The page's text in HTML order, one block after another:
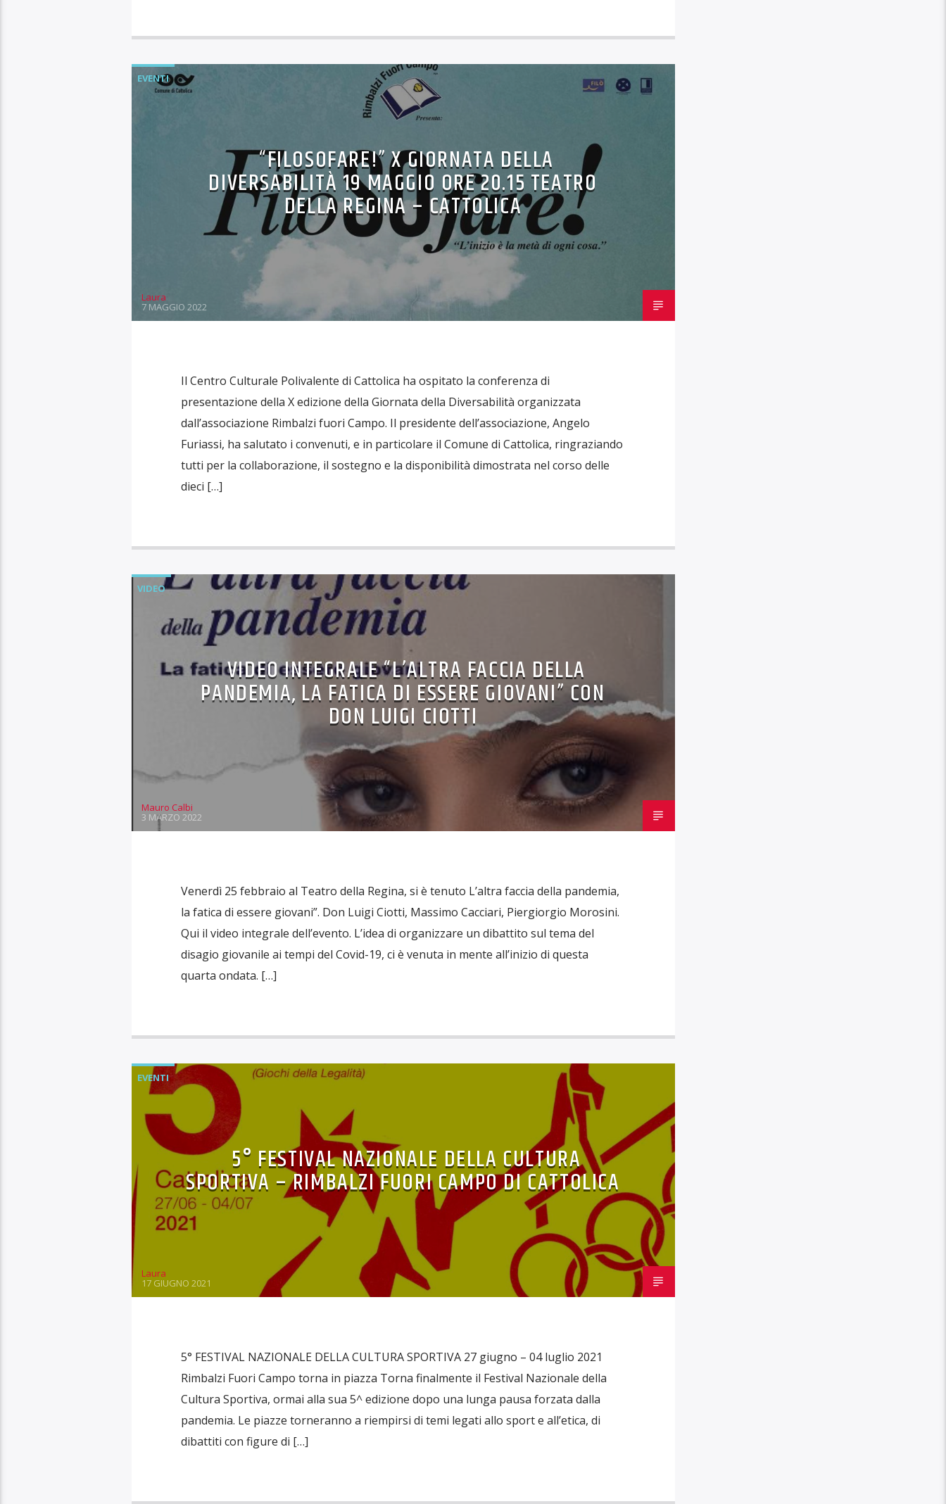
EVENTI
“FILOSOFARE!” X GIORNATA DELLA
DIVERSABILITÀ 19 MAGGIO ORE 20.15 TEATRO
DELLA REGINA – CATTOLICA
Laura
7 MAGGIO 2022
Il Centro Culturale Polivalente di Cattolica ha ospitato la conferenza di
presentazione della X edizione della Giornata della Diversabilità organizzata
dall’associazione Rimbalzi fuori Campo. Il presidente dell’associazione, Angelo
Furiassi, ha salutato i convenuti, e in particolare il Comune di Cattolica, ringraziando
tutti per la collaborazione, il sostegno e la disponibilità dimostrata nel corso delle
dieci […]
VIDEO
VIDEO INTEGRALE “L’ALTRA FACCIA DELLA
PANDEMIA, LA FATICA DI ESSERE GIOVANI” CON
DON LUIGI CIOTTI
Mauro Calbi
3 MARZO 2022
Venerdì 25 febbraio al Teatro della Regina, si è tenuto L’altra faccia della pandemia,
la fatica di essere giovani”. Don Luigi Ciotti, Massimo Cacciari, Piergiorgio Morosini.
Qui il video integrale dell’evento. L’idea di organizzare un dibattito sul tema del
disagio giovanile ai tempi del Covid-19, ci è venuta in mente all’inizio di questa
quarta ondata. […]
EVENTI
5° FESTIVAL NAZIONALE DELLA CULTURA
SPORTIVA – RIMBALZI FUORI CAMPO DI CATTOLICA
Laura
17 GIUGNO 2021
5° FESTIVAL NAZIONALE DELLA CULTURA SPORTIVA 27 giugno – 04 luglio 2021
Rimbalzi Fuori Campo torna in piazza Torna finalmente il Festival Nazionale della
Cultura Sportiva, ormai alla sua 5^ edizione dopo una lunga pausa forzata dalla
pandemia. Le piazze torneranno a riempirsi di temi legati allo sport e all’etica, di
dibattiti con figure di […]